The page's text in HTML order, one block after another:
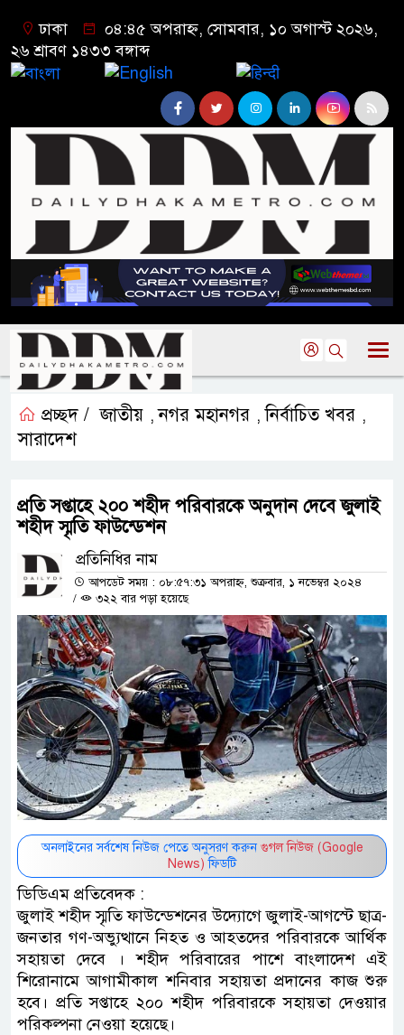
ঢাকা
০৪:৪৫ অপরাহ্ন, সোমবার, ১০ অগাস্ট ২০২৬,
২৬ শ্রাবণ ১৪৩৩ বঙ্গাব্দ
প্রচ্ছদ / জাতীয় ,নগর মহানগর ,নির্বাচিত খবর ,
সারাদেশ
প্রতি সপ্তাহে ২০০ শহীদ পরিবারকে অনুদান দেবে জুলাই
শহীদ স্মৃতি ফাউন্ডেশন
প্রতিনিধির নাম
আপডেট সময় : ০৮:৫৭:৩১ অপরাহ্ন, শুক্রবার, ১ নভেম্বর ২০২৪
/
৩২২ বার পড়া হয়েছে
অনলাইনের সর্বশেষ নিউজ পেতে অনুসরণ করুন গুগল নিউজ (Google
News) ফিডটি
ডিডিএম প্রতিবেদক :
জুলাই শহীদ স্মৃতি ফাউন্ডেশনের উদ্যোগে জুলাই-আগস্টে ছাত্র-
জনতার গণ-অভ্যুত্থানে নিহত ও আহতদের পরিবারকে আর্থিক
সহায়তা দেবে । শহীদ পরিবারের পাশে বাংলাদেশ এই
শিরোনামে আগামীকাল শনিবার সহায়তা প্রদানের কাজ শুরু
হবে। প্রতি সপ্তাহে ২০০ শহীদ পরিবারকে সহায়তা দেওয়ার
পরিকল্পনা নেওয়া হয়েছে।